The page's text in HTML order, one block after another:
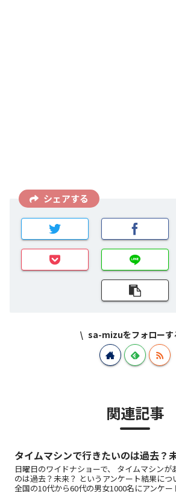
シェアする
sa-mizuをフォローす
関連記事
タイムマシンで行きたいのは過去？
日曜日のワイドナショーで、 タイムマシンが
のは過去？未来？ というアンケート結果につ
全国の10代から60代の男女1000名にアンケー